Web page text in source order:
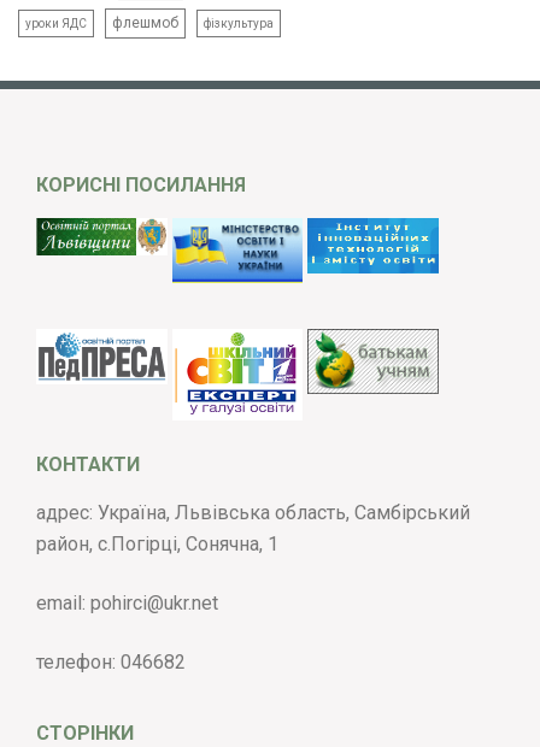
уроки ЯДС флешмоб фізкультура
КОРИСНІ ПОСИЛАННЯ
КОНТАКТИ
адрес: Україна, Львівська область, Самбірський
район, с.Погірці, Сонячна, 1
email: pohirci@ukr.net
телефон: 046682
СТОРІНКИ